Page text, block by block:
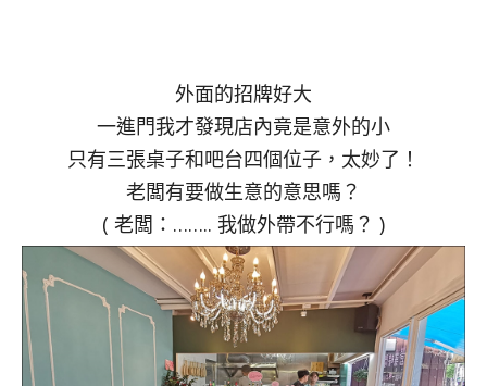
外面的招牌好大
一進門我才發現店內竟是意外的小
只有三張桌子和吧台四個位子，太妙了！
老闆有要做生意的意思嗎？
( 老闆：…….. 我做外帶不行嗎？ )